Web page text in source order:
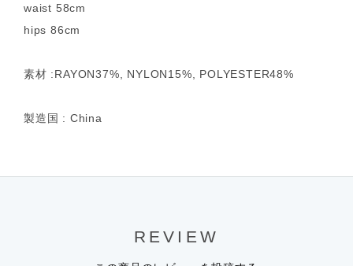
waist 58cm
hips 86cm
素材 :RAYON37%, NYLON15%, POLYESTER48%
製造国 : China
REVIEW